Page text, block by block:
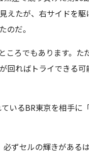
えたが、右サイドを
のだ。
ころでもあります。
回ればトライできる
いるBR東京を相手に
ずセルの輝きがあるは